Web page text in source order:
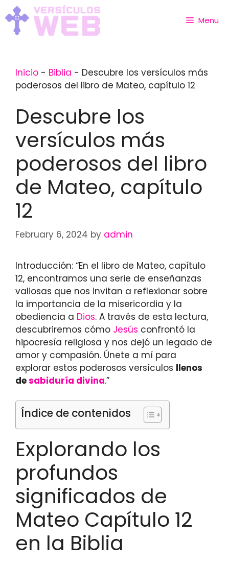
Skip
to
content
Menu
Inicio - Biblia - Descubre los versículos más
poderosos del libro de Mateo, capítulo 12
Descubre los
versículos más
poderosos del libro
de Mateo, capítulo
12
February 6, 2024 by admin
Introducción: “En el libro de Mateo, capítulo
12, encontramos una serie de enseñanzas
valiosas que nos invitan a reflexionar sobre
la importancia de la misericordia y la
obediencia a Dios. A través de esta lectura,
descubriremos cómo Jesús confrontó la
hipocresía religiosa y nos dejó un legado de
amor y compasión. Únete a mí para
explorar estos poderosos versículos llenos
desabiduría divina.”
Índice de contenidos
Explorando los
profundos
significados de
Mateo Capítulo 12
en la Biblia